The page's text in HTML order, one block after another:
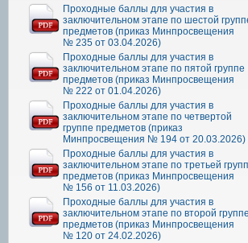
Проходные баллы для участия в
заключительном этапе по шестой
предметов (приказ Минпросвещения
№ 235 от 03.04.2026)
Проходные баллы для участия в
заключительном этапе по пятой группе
предметов (приказ Минпросвещения
№ 222 от 01.04.2026)
Проходные баллы для участия в
заключительном этапе по четвертой
группе предметов (приказ
Минпросвещения № 194 от 20.03.2026)
Проходные баллы для участия в
заключительном этапе по третьей
предметов (приказ Минпросвещения
№ 156 от 11.03.2026)
Проходные баллы для участия в
заключительном этапе по второй группе
предметов (приказ Минпросвещения
№ 120 от 24.02.2026)